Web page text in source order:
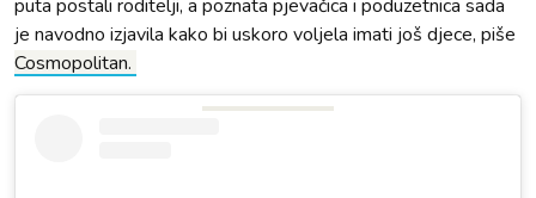
puta postali roditelji, a poznata pjevačica i poduzetnica sada
je navodno izjavila kako bi uskoro voljela imati još djece, piše
Cosmopolitan.